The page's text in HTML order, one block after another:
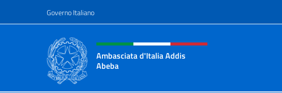
Governo Italiano
Intestazione sito, social e menù
Ambasciata d'Italia Addis
Abeba